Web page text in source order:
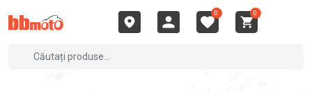
0 0